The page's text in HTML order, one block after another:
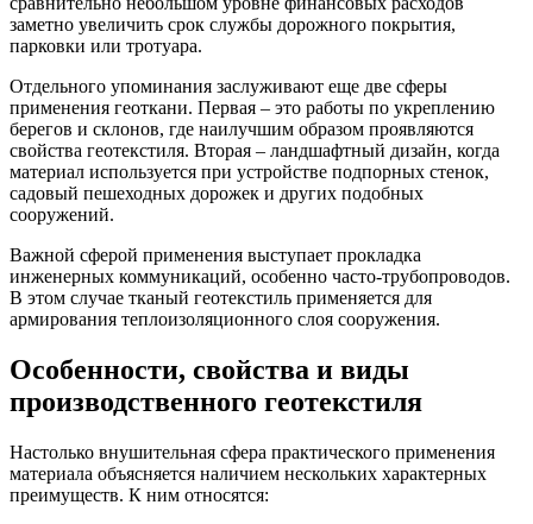
заметно увеличить срок службы дорожного покрытия,
парковки или тротуара.
Отдельного упоминания заслуживают еще две сферы
применения геоткани. Первая – это работы по укреплению
берегов и склонов, где наилучшим образом проявляются
свойства геотекстиля. Вторая – ландшафтный дизайн, когда
материал используется при устройстве подпорных стенок,
садовый пешеходных дорожек и других подобных
сооружений.
Важной сферой применения выступает прокладка
инженерных коммуникаций, особенно часто-трубопроводов.
В этом случае тканый геотекстиль применяется для
армирования теплоизоляционного слоя сооружения.
Особенности, свойства и виды
производственного геотекстиля
Настолько внушительная сфера практического применения
материала объясняется наличием нескольких характерных
преимуществ. К ним относятся: